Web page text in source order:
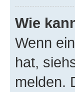
Wie
Wenn
hat,
melden.